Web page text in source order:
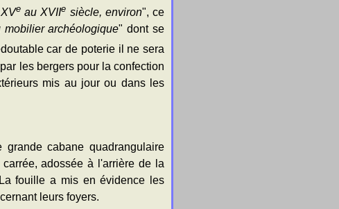
eau XVIIe siècle, environ", ce
mobilier archéologique" dont se
car de poterie il ne sera
les bergers pour la confection
mis au jour ou dans les
cabane quadrangulaire
adossée à l'arrière de la
fouille a mis en évidence les
leurs foyers.